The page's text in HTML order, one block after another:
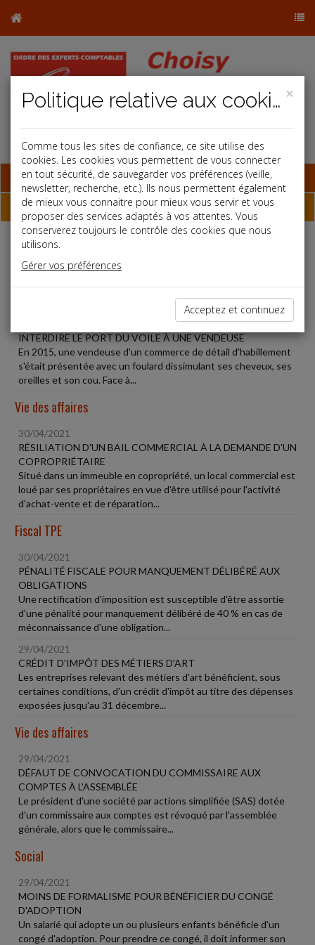
Base documentaire
Dépêches
Liste des dernières dépêches
INTERDIRE LE PORT DU VOILE À UNE VENDEUSE
En 2015, une vendeuse d'un commerce de détail d'habillement
s'était présentée avec un foulard dissimulant ses cheveux, ses
oreilles et son cou. Face à...
Vie des affaires
30/04/2021
RÉSILIATION D'UN BAIL COMMERCIAL À LA DEMANDE D'UN
COPROPRIÉTAIRE
Situé dans un immeuble en copropriété, un local commercial est
loué par ses propriétaires en vue d'être utilisé pour l'activité
d'achat-vente et de réparation...
Fiscal TPE
30/04/2021
PÉNALITÉ FISCALE POUR MANQUEMENT DÉLIBÉRÉ AUX
OBLIGATIONS
Une rectification d'imposition est susceptible d'être assortie
d'une pénalité pour manquement délibéré de 40 % en cas de
méconnaissance d'une obligation...
29/04/2021
CRÉDIT D'IMPÔT DES MÉTIERS D'ART
Les entreprises relevant des métiers d'art bénéficient, sous
certaines conditions, d'un crédit d'impôt au titre des dépenses
exposées jusqu'au 31 décembre...
Vie des affaires
29/04/2021
DÉFAUT DE CONVOCATION DU COMMISSAIRE AUX
COMPTES À L'ASSEMBLÉE
Le président d'une société par actions simplifiée (SAS) dotée
d'un commissaire aux comptes est révoqué par l'assemblée
générale, alors que le commissaire...
Social
29/04/2021
MOINS DE FORMALISME POUR BÉNÉFICIER DU CONGÉ
D'ADOPTION
Un salarié qui adopte un ou plusieurs enfants bénéficie d'un
congé d'adoption. Pour prendre ce congé, il doit informer son
×
Politique relative aux cookies
Comme tous les sites de confiance, ce site utilise des
cookies. Les cookies vous permettent de vous connecter
en tout sécurité, de sauvegarder vos préférences (veille,
newsletter, recherche, etc.). Ils nous permettent également
de mieux vous connaitre pour mieux vous servir et vous
proposer des services adaptés à vos attentes. Vous
conserverez toujours le contrôle des cookies que nous
utilisons.
Gérer vos préférences
Acceptez et continuez